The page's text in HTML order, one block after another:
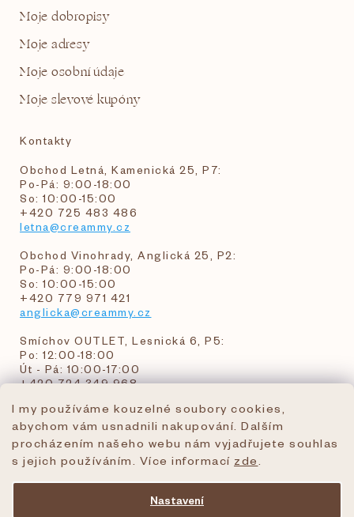
I my používáme kouzelné soubory cookies,
abychom vám usnadnili nakupování. Dalším
procházením našeho webu nám vyjadřujete souhlas
s jejich používáním. Více informací zde
Nastavení
Moje dobropisy
Moje adresy
Moje osobní údaje
Moje slevové kupóny
Kontakty
Obchod Letná, Kamenická 25, P7:
Po-Pá: 9:00-18:00
So: 10:00-15:00
+420 725 483 486
letna@creammy.cz
Obchod Vinohrady, Anglická 25, P2:
Po-Pá: 9:00-18:00
So: 10:00-15:00
+420 779 971 421
anglicka@creammy.cz
Smíchov OUTLET, Lesnická 6, P5:
Po: 12:00-18:00
Út - Pá: 10:00-17:00
+420 724 349 968
objednavky@creammy.cz
tel:+420 724 349 968